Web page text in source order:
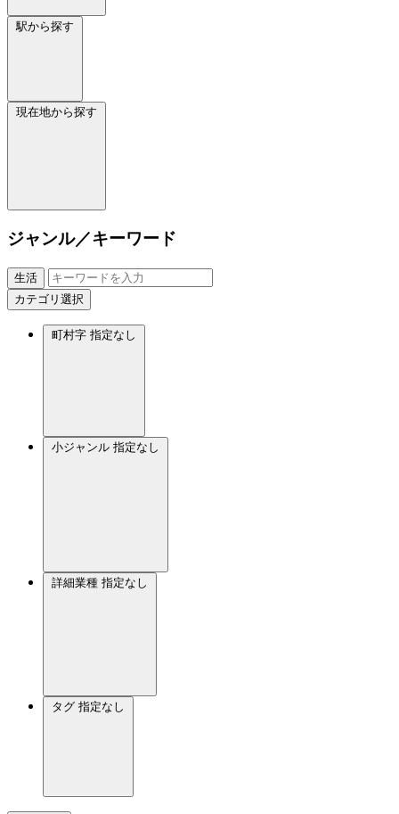
駅から探す
現在地から探す
ジャンル／キーワード
生活
カテゴリ選択
町村字 指定なし
小ジャンル 指定なし
詳細業種 指定なし
タグ 指定なし